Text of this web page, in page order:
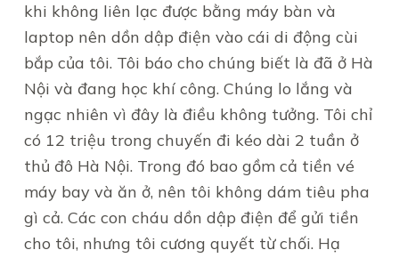
khi không liên lạc được bằng máy bàn và
laptop nên dồn dập điện vào cái di động cùi
bắp của tôi. Tôi báo cho chúng biết là đã ở Hà
Nội và đang học khí công. Chúng lo lắng và
ngạc nhiên vì đây là điều không tưởng. Tôi chỉ
có 12 triệu trong chuyến đi kéo dài 2 tuần ở
thủ đô Hà Nội. Trong đó bao gồm cả tiền vé
máy bay và ăn ở, nên tôi không dám tiêu pha
gì cả. Các con cháu dồn dập điện để gửi tiền
cho tôi, nhưng tôi cương quyết từ chối. Hạ